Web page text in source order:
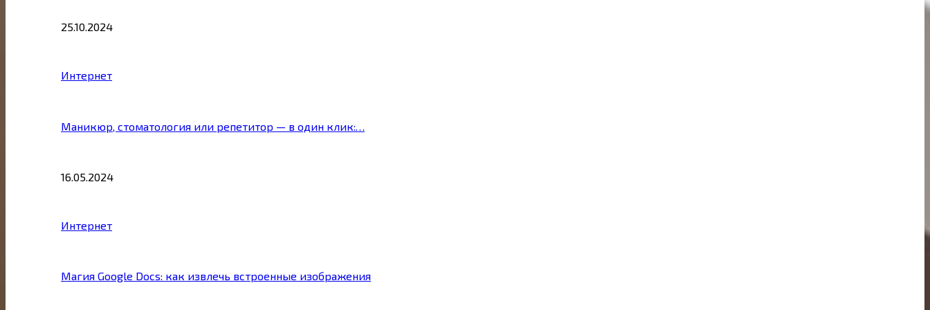
25.10.2024
Интернет
Маникюр, стоматология или репетитор — в один клик:…
16.05.2024
Интернет
Магия Google Docs: как извлечь встроенные изображения